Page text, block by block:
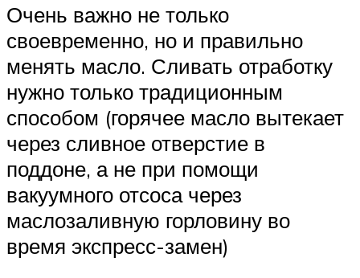
Очень важно не только
своевременно, но и правильно
менять масло. Сливать отработку
нужно только традиционным
способом (горячее масло вытекает
через сливное отверстие в
поддоне, а не при помощи
вакуумного отсоса через
маслозаливную горловину во
время экспресс-замен)